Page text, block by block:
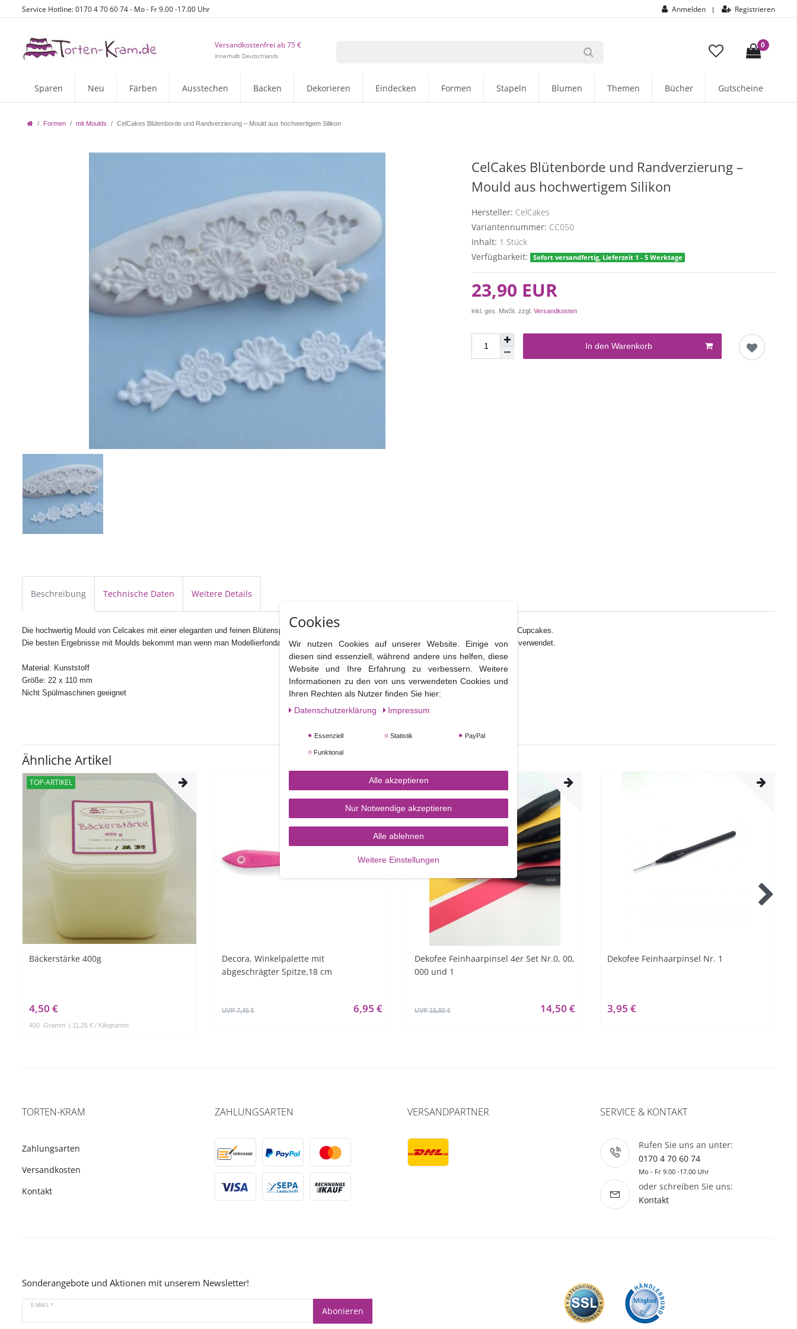
Service Hotline: 0170 4 70 60 74 - Mo - Fr 9.00 -17.00 Uhr Anmelden | Registrieren
Versandkostenfrei ab 75 €
innerhalb Deutschlands
0
Sparen Neu Färben Ausstechen Backen Dekorieren Eindecken Formen Stapeln Blumen Themen Bücher Gutscheine
Formen mit Moulds CelCakes Blütenborde und Randverzierung – Mould aus hochwertigem Silikon
CelCakes Blütenborde und Randverzierung –
Mould aus hochwertigem Silikon
Hersteller: CelCakes
Variantennummer: CC050
Inhalt: 1 Stück
Verfügbarkeit:
Sofort versandfertig, Lieferzeit 1 - 5 Werktage
23,90 EUR
inkl. ges. MwSt. zzgl.Versandkosten
In den Warenkorb
Beschreibung Technische Daten Weitere Details
Die hochwertig Mould von Celcakes mit einer eleganten und feinen Blütenspitze ist genau das Richtige für elegante und romantische Torten und Cupcakes.
Die besten Ergebnisse mit Moulds bekommt man wenn man Modellierfondant ( 500g Fondant mit einem gestrichenen Teelöffel CMC verkneten ) verwendet.
Material: Kunststoff
Größe: 22 x 110 mm
Nicht Spülmaschinen geeignet
Ähnliche Artikel
TOP-ARTIKEL
Bäckerstärke 400g
4,50 €
400 Gramm | 11,25 € / Kilogramm
Decora, Winkelpalette mit
abgeschrägter Spitze,18 cm
UVP 7,45 € 6,95 €
Dekofee Feinhaarpinsel 4er Set Nr.0, 00,
000 und 1
UVP 15,80 € 14,50 €
Dekofee Feinhaarpinsel Nr. 1
3,95 €
TORTEN-KRAM
Zahlungsarten
Versandkosten
Kontakt
ZAHLUNGSARTEN VERSANDPARTNER SERVICE & KONTAKT
Rufen Sie uns an unter:
0170 4 70 60 74
Mo - Fr 9.00 -17.00 Uhr
oder schreiben Sie uns:
Kontakt
Sonderangebote und Aktionen mit unserem Newsletter!
E-MAIL *
Abonieren
Cookies
Wir nutzen Cookies auf unserer Website. Einige von
diesen sind essenziell, während andere uns helfen, diese
Website und Ihre Erfahrung zu verbessern. Weitere
Informationen zu den von uns verwendeten Cookies und
Ihren Rechten als Nutzer finden Sie hier:
Daten­schutz­erklärung
Impressum
Essenziell Statistik PayPal
Funktional
Alle akzeptieren
Nur Notwendige akzeptieren
Alle ablehnen
Weitere Einstellungen